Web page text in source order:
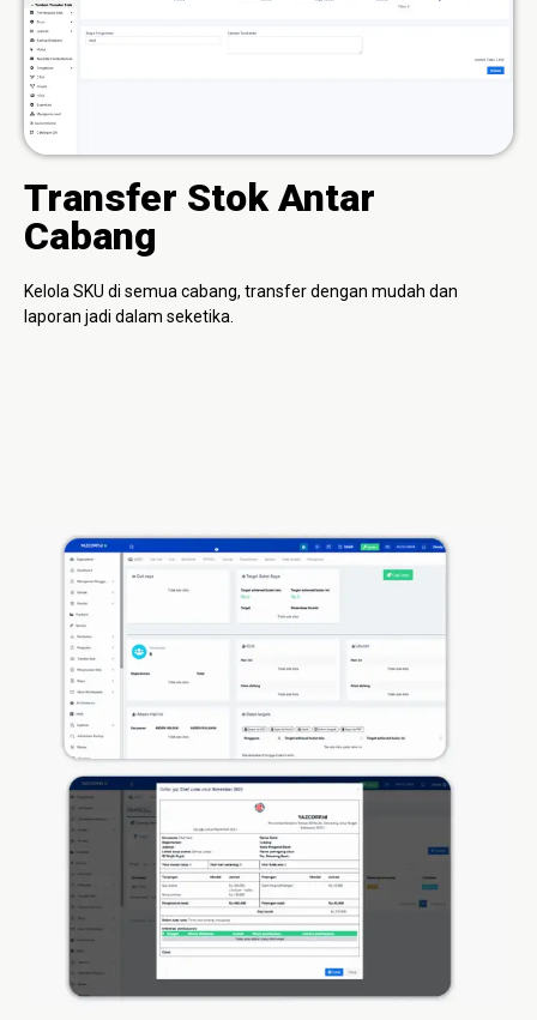
Transfer Stok Antar
Cabang
Kelola SKU di semua cabang, transfer dengan mudah dan
laporan jadi dalam seketika.